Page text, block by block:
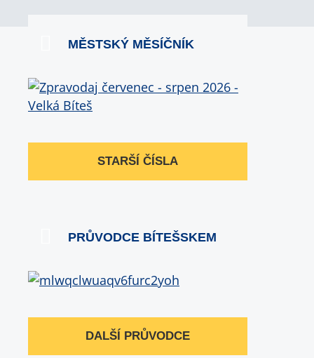
MĚSTSKÝ MĚSÍČNÍK
STARŠÍ ČÍSLA
PRŮVODCE BÍTEŠSKEM
DALŠÍ PRŮVODCE